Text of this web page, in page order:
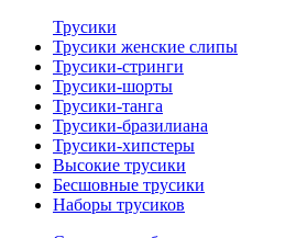
Трусики
Трусики женские слипы
Трусики-стринги
Трусики-шорты
Трусики-танга
Трусики-бразилиана
Трусики-хипстеры
Высокие трусики
Бесшовные трусики
Наборы трусиков